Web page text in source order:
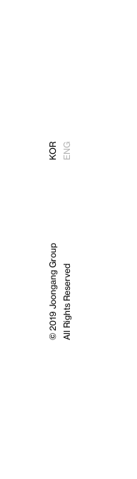
© 2019 Joongang GroupAll Rights Reserved
KOR ENG